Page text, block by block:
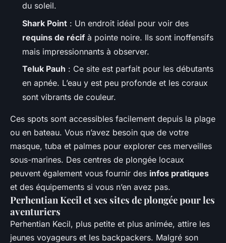
du soleil.
Shark Point : Un endroit idéal pour voir des
requins de récif à pointe noire. Ils sont inoffensifs
mais impressionnants à observer.
Teluk Pauh : Ce site est parfait pour les débutants
en apnée. L’eau y est peu profonde et les coraux
sont vibrants de couleur.
Ces spots sont accessibles facilement depuis la plage
ou en bateau. Vous n’avez besoin que de votre
masque, tuba et palmes pour explorer ces merveilles
sous-marines. Des centres de plongée locaux
peuvent également vous fournir des infos pratiques
et des équipements si vous n’en avez pas.
Perhentian Kecil et ses sites de plongée pour les
aventuriers
Perhentian Kecil, plus petite et plus animée, attire les
jeunes voyageurs et les backpackers. Malgré son